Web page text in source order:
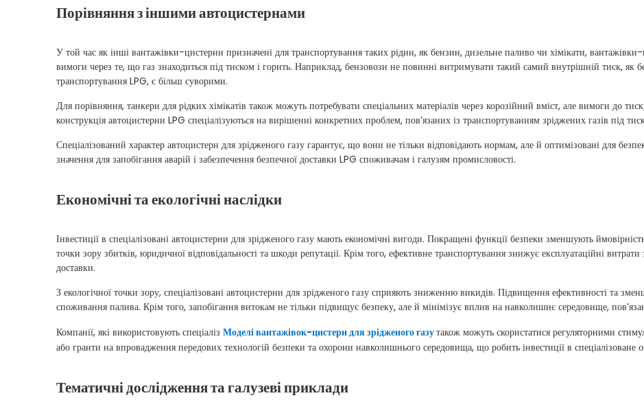
Порівняння з іншими автоцистернами
У той час як інші вантажівки-цистерни призначені для транспортування таких рідин, як бензин, дизельне паливо чи хімікати,
вимоги через те, що газ знаходиться під тиском і горить. Наприклад, бензовози не повинні витримувати такий самий внутрішній тиск, як
транспортування LPG, є більш суворими.
Для порівняння, танкери для рідких хімікатів також можуть потребувати спеціальних матеріалів через корозійний вміст, але вимоги до
конструкція автоцистерни LPG спеціалізуються на вирішенні конкретних проблем, пов’язаних із транспортуванням зріджених газів під
Спеціалізований характер автоцистерн для зрідженого газу гарантує, що вони не тільки відповідають нормам, але й оптимізовані для
значення для запобігання аварій і забезпечення безпечної доставки LPG споживачам і галузям промисловості.
Економічні та екологічні наслідки
Інвестиції в спеціалізовані автоцистерни для зрідженого газу мають економічні вигоди. Покращені функції безпеки зменшують
точки зору збитків, юридичної відповідальності та шкоди репутації. Крім того, ефективне транспортування знижує експлуатаційні
доставки.
З екологічної точки зору, спеціалізовані автоцистерни для зрідженого газу сприяють зниженню викидів. Підвищення ефективності та
споживання палива. Крім того, запобігання витокам не тільки підвищує безпеку, але й мінімізує вплив на навколишнє середовище,
Компанії, які використовують спеціаліз Моделі вантажівок-цистерн для зрідженого газутакож можуть скористатися регуляторними
або гранти на впровадження передових технологій безпеки та охорони навколишнього середовища, що робить інвестиції в
Тематичні дослідження та галузеві приклади